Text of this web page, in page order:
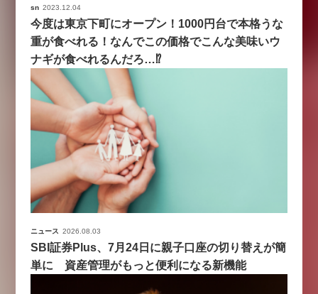
sn 2023.12.04
今度は東京下町にオープン！1000円台で本格うな
重が食べれる！なんでこの価格でこんな美味いウ
ナギが食べれるんだろ…⁉
ニュース 2026.08.03
SBI証券Plus、7月24日に親子口座の切り替えが簡
単に 資産管理がもっと便利になる新機能